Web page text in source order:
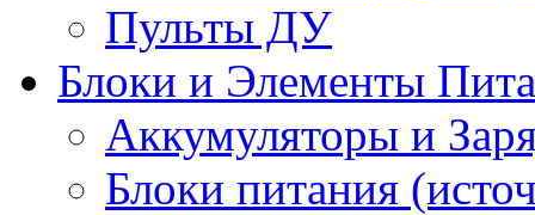
Пульты ДУ
Блоки и Элементы
Аккумуляторы и
Блоки питания